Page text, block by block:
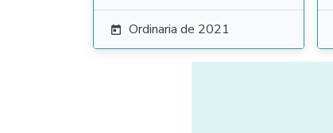
 Ordinaria de 2021